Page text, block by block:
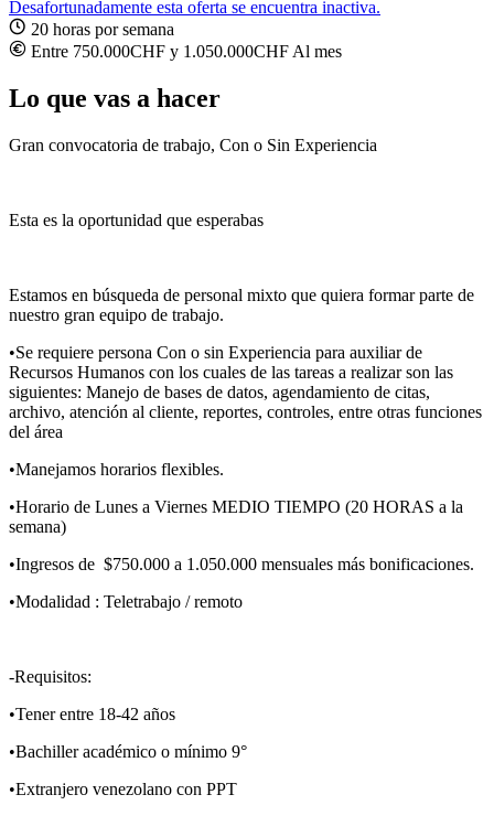
Desafortunadamente esta oferta se encuentra inactiva.
20 horas por semana
Entre 750.000CHF y 1.050.000CHF Al mes
Lo que vas a hacer
Gran convocatoria de trabajo, Con o Sin Experiencia
Esta es la oportunidad que esperabas
Estamos en búsqueda de personal mixto que quiera formar parte de
nuestro gran equipo de trabajo.
•Se requiere persona Con o sin Experiencia para auxiliar de
Recursos Humanos con los cuales de las tareas a realizar son las
siguientes: Manejo de bases de datos, agendamiento de citas,
archivo, atención al cliente, reportes, controles, entre otras funciones
del área
•Manejamos horarios flexibles.
•Horario de Lunes a Viernes MEDIO TIEMPO (20 HORAS a la
semana)
•Ingresos de $750.000 a 1.050.000 mensuales más bonificaciones.
•Modalidad : Teletrabajo / remoto
-Requisitos:
•Tener entre 18-42 años
•Bachiller académico o mínimo 9°
•Extranjero venezolano con PPT